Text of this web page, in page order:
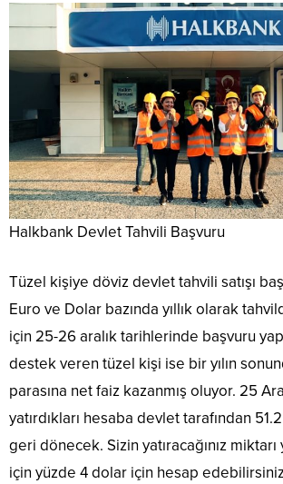
Halkbank Devlet Tahvili Başvuru
Tüzel kişiye döviz devlet tahvili satışı
Euro ve Dolar bazında yıllık olarak
için 25-26 aralık tarihlerinde başvuru
destek veren tüzel kişi ise bir yılın
parasına net faiz kazanmış oluyor. 25
yatırdıkları hesaba devlet tarafından
geri dönecek. Sizin yatıracağınız
için yüzde 4 dolar için hesap